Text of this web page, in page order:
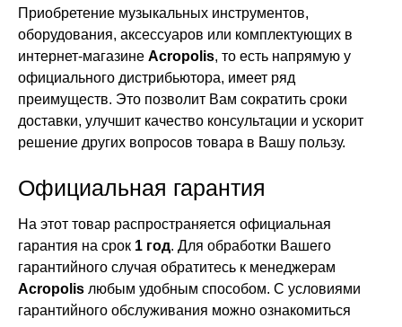
Приобретение музыкальных инструментов,
оборудования, аксессуаров или комплектующих в
интернет-магазине Acropolis, то есть напрямую у
официального дистрибьютора, имеет ряд
преимуществ. Это позволит Вам сократить сроки
доставки, улучшит качество консультации и ускорит
решение других вопросов товара в Вашу пользу.
Официальная гарантия
На этот товар распространяется официальная
гарантия на срок 1 год. Для обработки Вашего
гарантийного случая обратитесь к менеджерам
Acropolis любым удобным способом. С условиями
гарантийного обслуживания можно ознакомиться